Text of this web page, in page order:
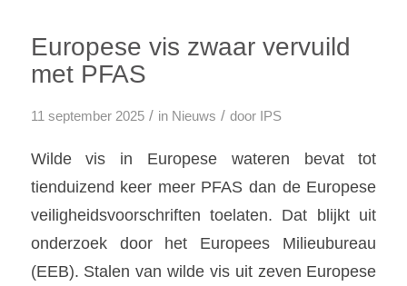
Europese vis zwaar vervuild
met PFAS
11 september 2025 / in Nieuws / door IPS
Wilde vis in Europese wateren bevat tot
tienduizend keer meer PFAS dan de Europese
veiligheidsvoorschriften toelaten. Dat blijkt uit
onderzoek door het Europees Milieubureau
(EEB). Stalen van wilde vis uit zeven Europese